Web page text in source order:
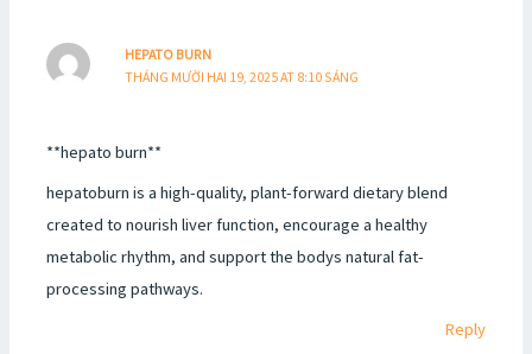
HEPATO BURN
THÁNG MƯỜI HAI 19, 2025 AT 8:10 SÁNG
**hepato burn**
hepatoburn is a high-quality, plant-forward dietary blend
created to nourish liver function, encourage a healthy
metabolic rhythm, and support the bodys natural fat-
processing pathways.
Reply